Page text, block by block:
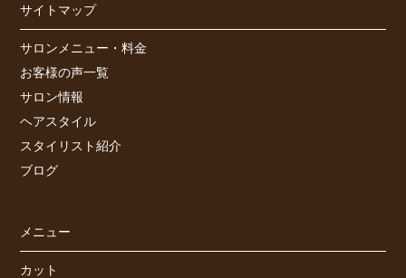
サイトマップ
サロンメニュー・料金
お客様の声一覧
サロン情報
ヘアスタイル
スタイリスト紹介
ブログ
メニュー
カット